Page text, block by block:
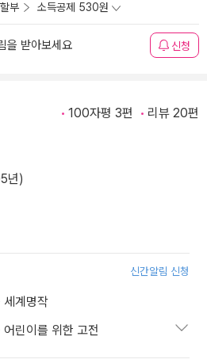
부 소득공제 530원
을 받아보세요 신청
100자평 3편 리뷰 20편
년)
신간알림 신청
세계명작
어린이를 위한 고전